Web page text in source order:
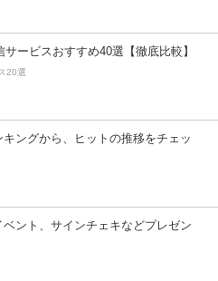
サービスおすすめ40選【徹底比較】
20選
ングから、ヒットの推移をチェッ
ント、サインチェキなどプレゼン